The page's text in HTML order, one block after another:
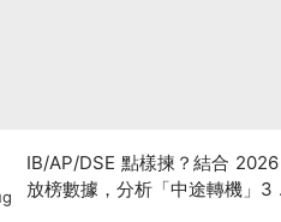
IB/AP/DSE 點樣揀？結合
放榜數據，分析「中途轉機」3